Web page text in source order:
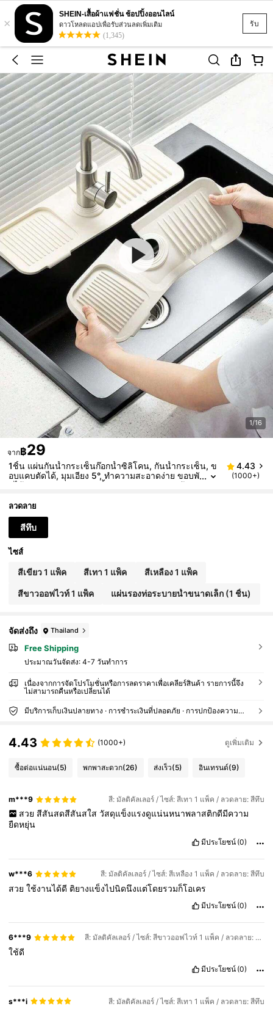
รับ
×
SHEIN-เสื้อผ้าแฟชั่น ช้อปปิ้งออนไลน์
ดาวโหลดแอปเพื่อรับส่วนลดเพิ่มเติม
(1,345)
1/16
จาก฿29
1ชิ้น แผ่นกันน้ำกระเซ็นก๊อกน้ำซิลิโคน, กันน้ำกระเซ็น, ข
อบแคบตัดได้, มุมเอียง 5°, ทำความสะอาดง่าย ขอบพั
บได้, การออกแบบระบายน้ำ, เหมาะสำหรับอ่างล้างห
นครัว, ที่รองแก้ว, ที่วางฟองน้ำ, อุปกรณ์ครัว, อุปกรณ์อ่าง
ล้างจาน
4.43
(1000+)
ลวดลาย
สีทึบ
ไซส์
สีเขียว 1 แพ็ค สีเทา 1 แพ็ค สีเหลือง 1 แพ็ค
สีขาวออฟไวท์ 1 แพ็ค แผ่นรองท่อระบายน้ำขนาดเล็ก (1 ชิ้น)
จัดส่งถึง Thailand
Free Shipping
ประมาณวันจัดส่ง: 4-7 วันทำการ
เนื่องจากการจัดโปรโมชั่นหรือการลดราคาเพื่อเคลียร์สินค้า รายการนี้จึง
ไม่สามารถคืนหรือเปลี่ยนได้
มีบริการเก็บเงินปลายทาง · การชำระเงินที่ปลอดภัย · การปกป้องความเป็นส่วนตัว
4.43 (1000+) ดูเพิ่มเติม
ซื้อต่อแน่นอน(5) พกพาสะดวก(26) ส่งเร็ว(5) อินเทรนด์(9)
m***9 สี: มัลติคัลเลอร์ / ไซส์: สีเทา 1 แพ็ค / ลวดลาย: สีทึบ
สวย สีสันสดสีสันสใส วัสดุแข็งแรงดูแน่นหนาพลาสติกดีมีความ
ยืดหยุ่น
มีประโยชน์ (0)
w***6 สี: มัลติคัลเลอร์ / ไซส์: สีเหลือง 1 แพ็ค / ลวดลาย: สีทึบ
สวยใช้งานได้ดี ติยางแข็งไปนิดนึงแต่โดยรวมก็โอเคร
มีประโยชน์ (0)
6***9 สี: มัลติคัลเลอร์ / ไซส์: สีขาวออฟไวท์ 1 แพ็ค / ลวดลาย: สีทึบ
ใช้ดี
มีประโยชน์ (0)
s***i สี: มัลติคัลเลอร์ / ไซส์: สีเทา 1 แพ็ค / ลวดลาย: สีทึบ